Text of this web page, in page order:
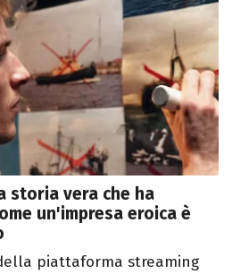
storia vera che ha
un'impresa eroica è
piattaforma streaming